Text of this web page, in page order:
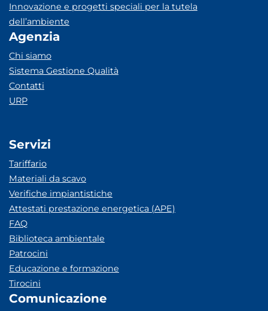
Innovazione e progetti speciali per la tutela
dell’ambiente
Agenzia
Chi siamo
Sistema Gestione Qualità
Contatti
URP
Servizi
Tariffario
Materiali da scavo
Verifiche impiantistiche
Attestati prestazione energetica (APE)
FAQ
Biblioteca ambientale
Patrocini
Educazione e formazione
Tirocini
Comunicazione